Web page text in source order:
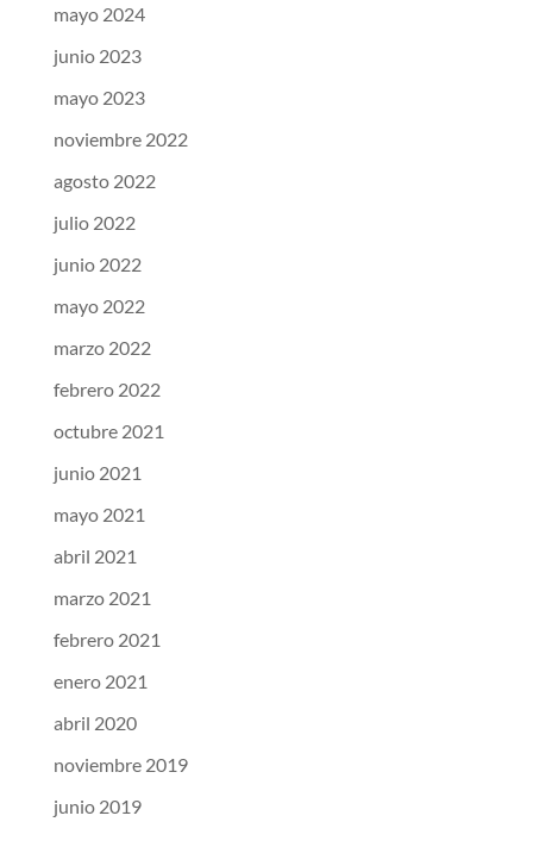
mayo 2024
junio 2023
mayo 2023
noviembre 2022
agosto 2022
julio 2022
junio 2022
mayo 2022
marzo 2022
febrero 2022
octubre 2021
junio 2021
mayo 2021
abril 2021
marzo 2021
febrero 2021
enero 2021
abril 2020
noviembre 2019
junio 2019